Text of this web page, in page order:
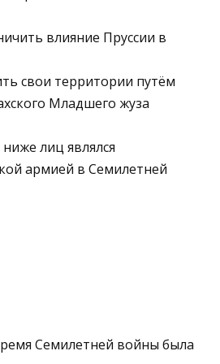
влияние Пруссии в
свои территории путём
Младшего жуза
лиц являлся
армией в Семилетней
Семилетней войны была